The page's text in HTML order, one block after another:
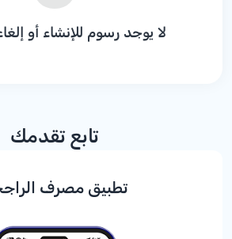
لا يوجد رسوم للإنشاء أو
تابع تقدمك
تطبيق مصرف